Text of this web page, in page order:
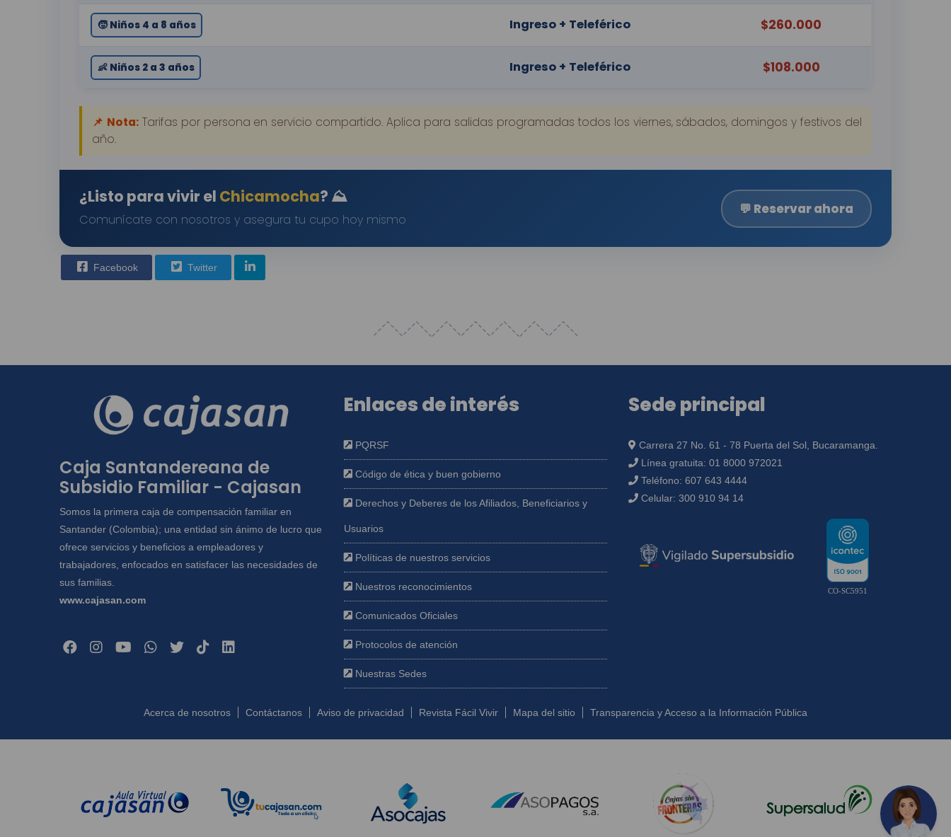
🧒 Niños 4 a 8 años Ingreso + Teleférico $260.000
👶 Niños 2 a 3 años Ingreso + Teleférico $108.000
📌 Nota:Tarifas por persona en servicio compartido. Aplica para salidas programadas todos los viernes, sábados, domingos y festivos del
año.
¿Listo para vivir el Chicamocha? ⛰️
Comunícate con nosotros y asegura tu cupo hoy mismo
💬 Reservar ahora
Facebook Twitter
Caja Santandereana de
Subsidio Familiar - Cajasan
Somos la primera caja de compensación familiar en
Santander (Colombia); una entidad sin ánimo de lucro que
ofrece servicios y beneficios a empleadores y
trabajadores, enfocados en satisfacer las necesidades de
sus familias.
www.cajasan.com
Enlaces de interés
PQRSF
Código de ética y buen gobierno
Derechos y Deberes de los Afiliados, Beneficiarios y
Usuarios
Políticas de nuestros servicios
Nuestros reconocimientos
Comunicados Oficiales
Protocolos de atención
Nuestras Sedes
Sede principal
Carrera 27 No. 61 - 78 Puerta del Sol, Bucaramanga.
Línea gratuita: 01 8000 972021
Teléfono: 607 643 4444
Celular: 300 910 94 14
CO-SC5951
Acerca de nosotros Contáctanos Aviso de privacidad Revista Fácil Vivir Mapa del sitio Transparencia y Acceso a la Información Pública